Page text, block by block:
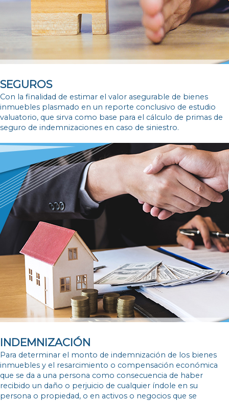
SEGUROS
Con la finalidad de estimar el valor asegurable de bienes
inmuebles plasmado en un reporte conclusivo de estudio
valuatorio, que sirva como base para el cálculo de primas de
seguro de indemnizaciones en caso de siniestro.
INDEMNIZACIÓN
Para determinar el monto de indemnización de los bienes
inmuebles y el resarcimiento o compensación económica
que se da a una persona como consecuencia de haber
recibido un daño o perjuicio de cualquier índole en su
persona o propiedad, o en activos o negocios que se